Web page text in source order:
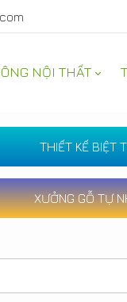
NỘI THẤT
THIẾT KẾ BIỆT
XƯỞNG GỖ TỰ